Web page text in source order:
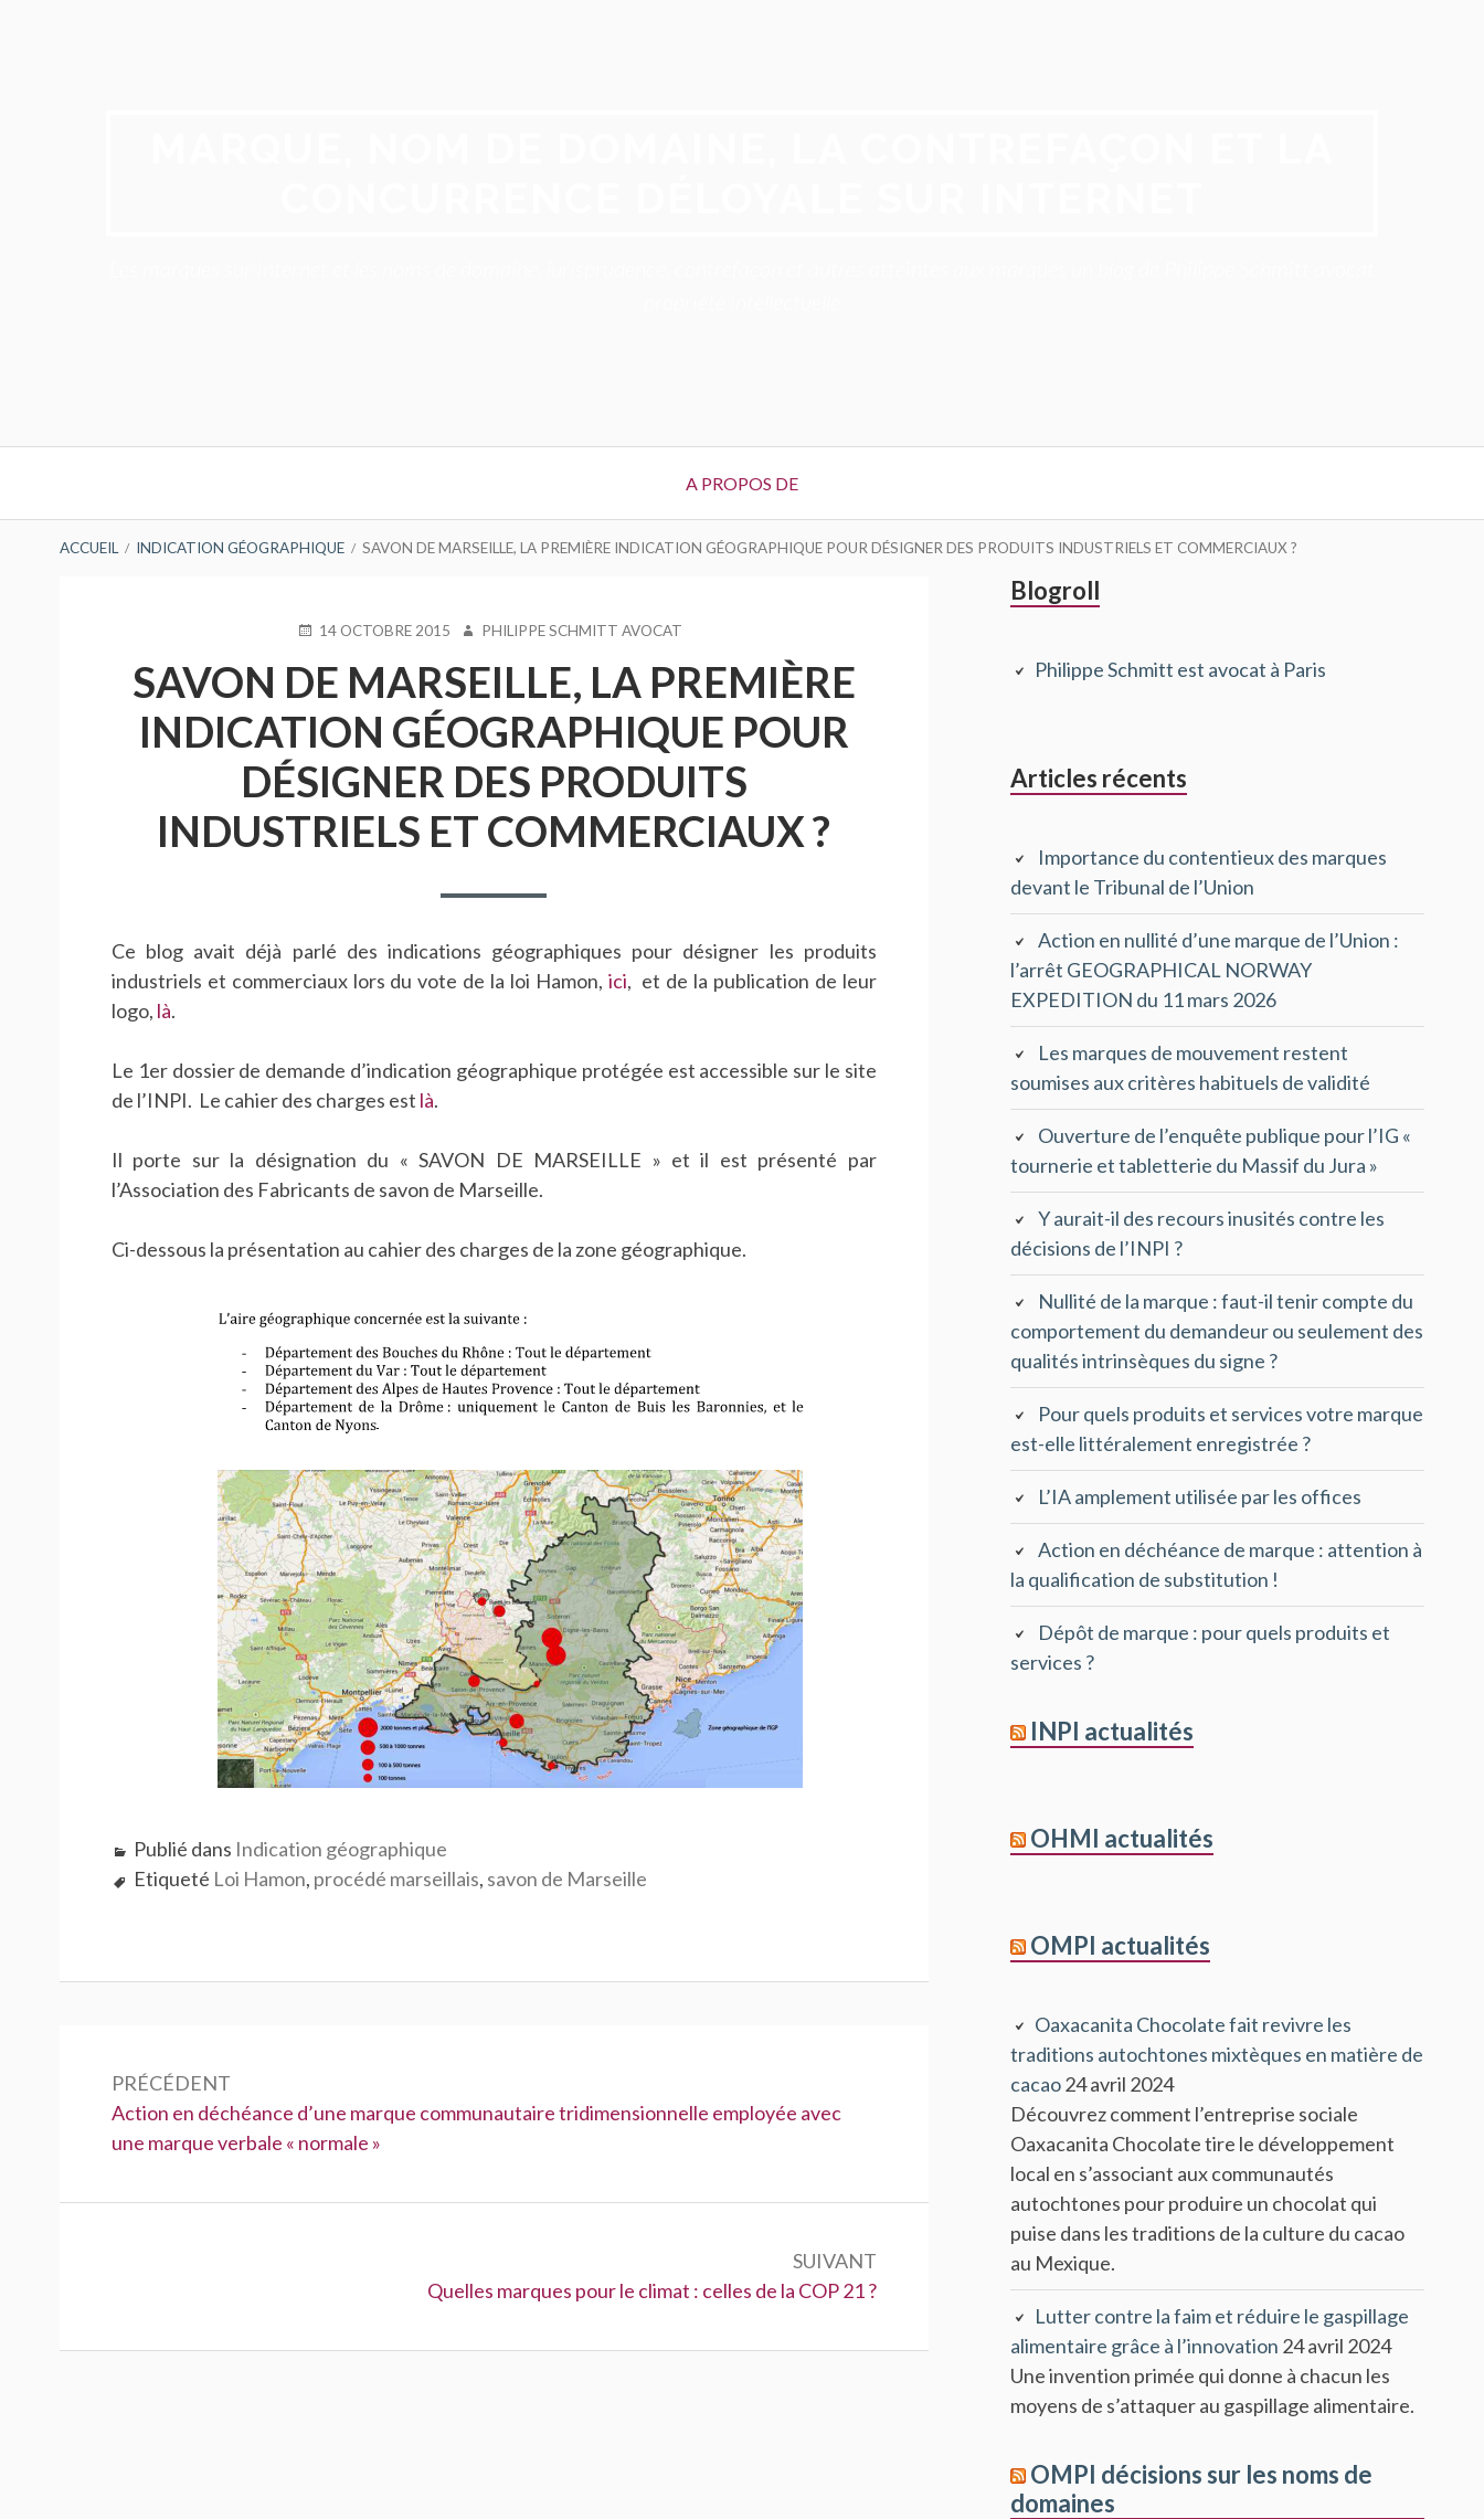
principal
A PROPOS DE
FIL
ACCUEIL INDICATION GÉOGRAPHIQUE SAVON DE MARSEILLE, LA PREMIÈRE INDICATION GÉOGRAPHIQUE POUR DÉSIGNER DES PRODUITS INDUSTRIELS ET COMMERCIAUX ?
PUBLIÉ14 OCTOBRE 2015 AUTEUR
PHILIPPE SCHMITT AVOCAT
SAVON DE MARSEILLE, LA PREMIÈRE
INDICATION GÉOGRAPHIQUE POUR
DÉSIGNER DES PRODUITS
INDUSTRIELS ET COMMERCIAUX ?
Ce blog avait déjà parlé des indications géographiques pour désigner les produits
industriels et commerciaux lors du vote de la loi Hamon, ici, et de la publication de leur
logo, là.
Le 1er dossier de demande d’indication géographique protégée est accessible sur le site
de l’INPI. Le cahier des charges est là.
Il porte sur la désignation du « SAVON DE MARSEILLE » et il est présenté par
l’Association des Fabricants de savon de Marseille.
Ci-dessous la présentation au cahier des charges de la zone géographique.
Publié dans Indication géographique
Etiqueté Loi Hamon, procédé marseillais, savon de Marseille
l’article
PRÉCÉDENT
Précédent :
Action en déchéance d’une marque communautaire tridimensionnelle employée avec
une marque verbale « normale »
SUIVANT
Suivant :
Quelles marques pour le climat : celles de la COP 21 ?
Barre
principale
Blogroll
Philippe Schmitt est avocat à Paris
Articles récents
Importance du contentieux des marques
devant le Tribunal de l’Union
Action en nullité d’une marque de l’Union :
l’arrêt GEOGRAPHICAL NORWAY
EXPEDITION du 11 mars 2026
Les marques de mouvement restent
soumises aux critères habituels de validité
Ouverture de l’enquête publique pour l’IG «
tournerie et tabletterie du Massif du Jura »
Y aurait-il des recours inusités contre les
décisions de l’INPI ?
Nullité de la marque : faut-il tenir compte du
comportement du demandeur ou seulement des
qualités intrinsèques du signe ?
Pour quels produits et services votre marque
est-elle littéralement enregistrée ?
L’IA amplement utilisée par les offices
Action en déchéance de marque : attention à
la qualification de substitution !
Dépôt de marque : pour quels produits et
services ?
INPI actualités
OHMI actualités
OMPI actualités
Oaxacanita Chocolate fait revivre les
traditions autochtones mixtèques en matière de
cacao24 avril 2024
Découvrez comment l’entreprise sociale
Oaxacanita Chocolate tire le développement
local en s’associant aux communautés
autochtones pour produire un chocolat qui
puise dans les traditions de la culture du cacao
au Mexique.
Lutter contre la faim et réduire le gaspillage
alimentaire grâce à l’innovation 24 avril 2024
Une invention primée qui donne à chacun les
moyens de s’attaquer au gaspillage alimentaire.
OMPI décisions sur les noms de
domaines